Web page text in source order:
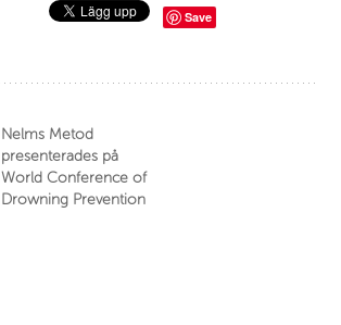
Save
Nelms Metod
presenterades på
World Conference of
Drowning Prevention